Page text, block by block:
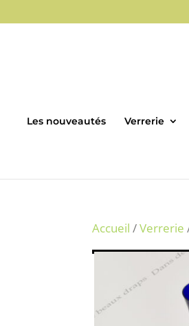
Les nouveautés Verrerie
Accueil /Verrerie